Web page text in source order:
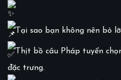
Tại sao bạn không nên bỏ
Thịt bồ câu Pháp tuyển
đặc trưng.